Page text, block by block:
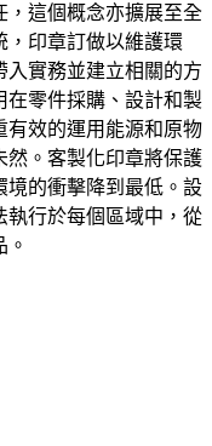
，這個概念亦擴展至全
，印章訂做以維護環
實務並建立相關的方
在零件採購、設計和製
有效的運用能源和原物
然。客製化印章將保護
境的衝擊降到最低。設
執行於每個區域中，從